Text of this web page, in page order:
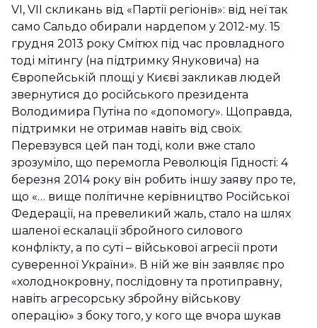
VI, VII скликань від «Партії регіонів»: від неї так
само Сальдо обирали нардепом у 2012-му. 15
грудня 2013 року Смітюх під час провладного
тоді мітингу (на підтримку Януковича) на
Європейській площі у Києві закликав людей
звернутися до російського президента
Володимира Путіна по «допомогу». Щоправда,
підтримки не отримав навіть від своїх.
Перевзувся цей пан тоді, коли вже стало
зрозуміло, що перемогла Революція Гідності: 4
березня 2014 року він робить іншу заяву про те,
що «… вище політичне керівництво Російської
Федерації, на превеликий жаль, стало на шлях
шаленої ескалації збройного силового
конфлікту, а по суті – військової агресії проти
суверенної України». В ній же він заявляє про
«холоднокровну, послідовну та протиправну,
навіть агресорську збройну військову
операцію» з боку того, у кого ще вчора шукав